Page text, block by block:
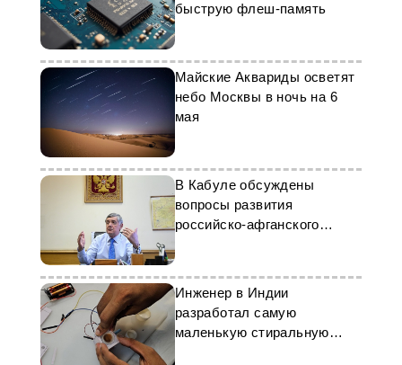
быструю флеш-память
Майские Аквариды осветят
небо Москвы в ночь на 6
мая
В Кабуле обсуждены
вопросы развития
российско-афганского
сотрудничества
Инженер в Индии
разработал самую
маленькую стиральную